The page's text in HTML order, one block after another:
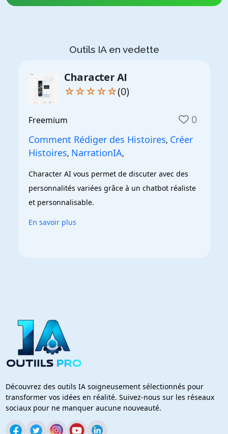
Outils IA en vedette
Character AI
☆☆☆☆☆(0)
Freemium 0
Comment Rédiger des Histoires, Créer
Histoires, NarrationIA,
Character AI vous permet de discuter avec des
personnalités variées grâce à un chatbot réaliste
et personnalisable.
En savoir plus
Découvrez des outils IA soigneusement sélectionnés pour
transformer vos idées en réalité. Suivez-nous sur les réseaux
sociaux pour ne manquer aucune nouveauté.